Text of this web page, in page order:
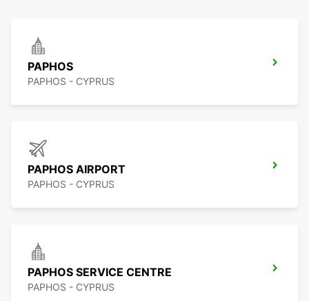
PAPHOS
PAPHOS - CYPRUS
PAPHOS AIRPORT
PAPHOS - CYPRUS
PAPHOS SERVICE CENTRE
PAPHOS - CYPRUS